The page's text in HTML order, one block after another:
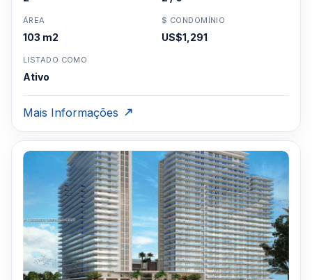
ÁREA
103 m2
$ CONDOMÍNIO
US$1,291
LISTADO COMO
Ativo
Mais Informações